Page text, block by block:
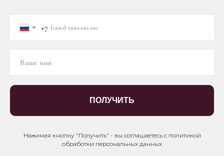
+7
ПОЛУЧИТЬ
Нажимая кнопку "Получить" - вы соглашаетесь с политикой
обработки персональных данных